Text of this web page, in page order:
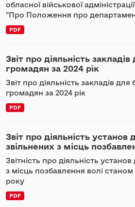
обласної військової
"Про Положення про
PDF
Звіт про діяльність
громадян за 2024 рік
Звіт про діяльність закладів
громадян за 2024 рік
PDF
Звіт про діяльність установ
звільнених з місць
Звітність про діяльність
з місць позбавлення волі станом
року
PDF